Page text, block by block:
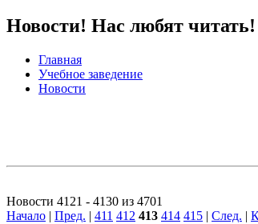
Новости! Нас любят читать!
Главная
Учебное заведение
Новости
Новости 4121 - 4130 из 4701
Начало | Пред. | 411 412 413 414 415 | След. |